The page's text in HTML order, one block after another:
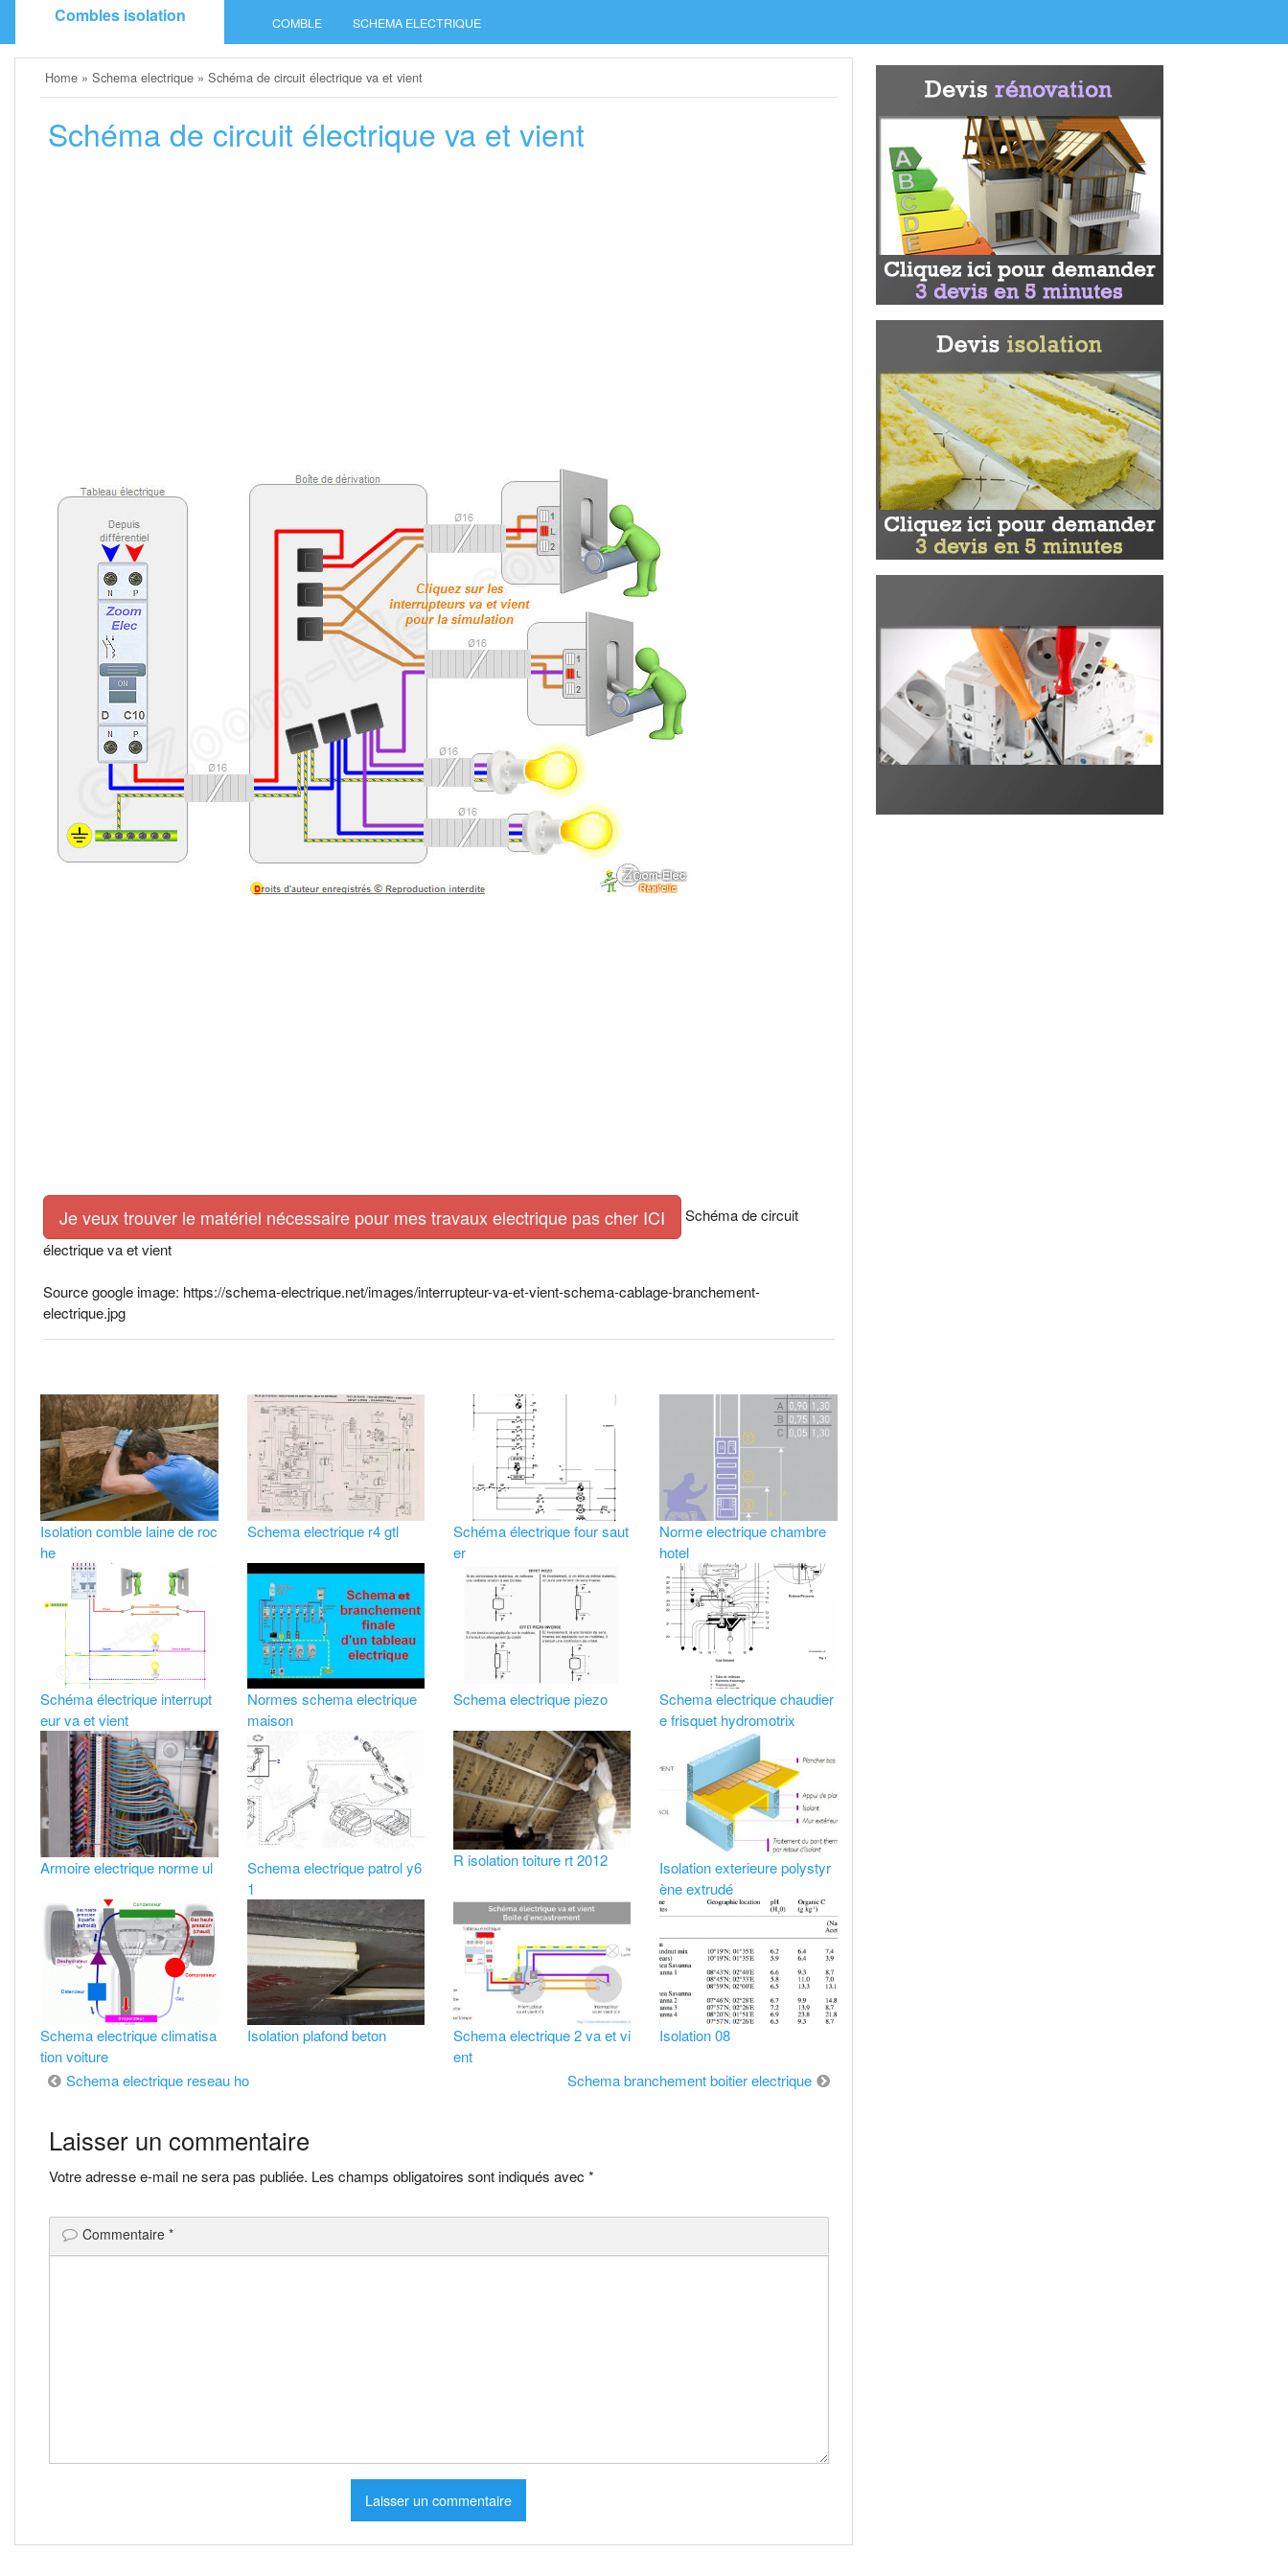
Combles isolation COMBLE SCHEMA ELECTRIQUE
Home »Schema electrique »Schéma de circuit électrique va et vient
Schéma de circuit électrique va et vient
Je veux trouver le matériel nécessaire pour mes travaux electrique pas cher ICI
Schéma de circuit
électrique va et vient
Source google image: https://schema-electrique.net/images/interrupteur-va-et-vient-schema-cablage-branchement-
electrique.jpg
Isolation comble laine de roc
he
Schema electrique r4 gtl
Schéma électrique four saut
er
Norme electrique chambre
hotel
Schéma électrique interrupt
eur va et vient
Normes schema electrique
maison
Schema electrique piezo
Schema electrique chaudier
e frisquet hydromotrix
Armoire electrique norme ul
Schema electrique patrol y6
1
R isolation toiture rt 2012
Isolation exterieure polystyr
ène extrudé
Schema electrique climatisa
tion voiture
Isolation plafond beton
Schema electrique 2 va et vi
ent
Isolation 08
Navigation
de
l’article
Schema electrique reseau ho Schema branchement boitier electrique
Laisser un commentaire
Votre adresse e-mail ne sera pas publiée. Les champs obligatoires sont indiqués avec *
Commentaire *